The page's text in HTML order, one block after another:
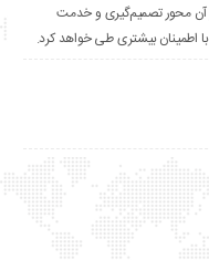
آن محور تصمیم‌گیری و خدمت
اطمینان بیشتری طی خواهد کرد.